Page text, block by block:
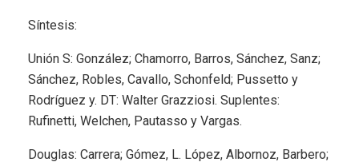
Síntesis:
Unión S: González; Chamorro, Barros, Sánchez, Sanz;
Sánchez, Robles, Cavallo, Schonfeld; Pussetto y
Rodríguez y. DT: Walter Grazziosi. Suplentes:
Rufinetti, Welchen, Pautasso y Vargas.
Douglas: Carrera; Gómez, L. López, Albornoz, Barbero;